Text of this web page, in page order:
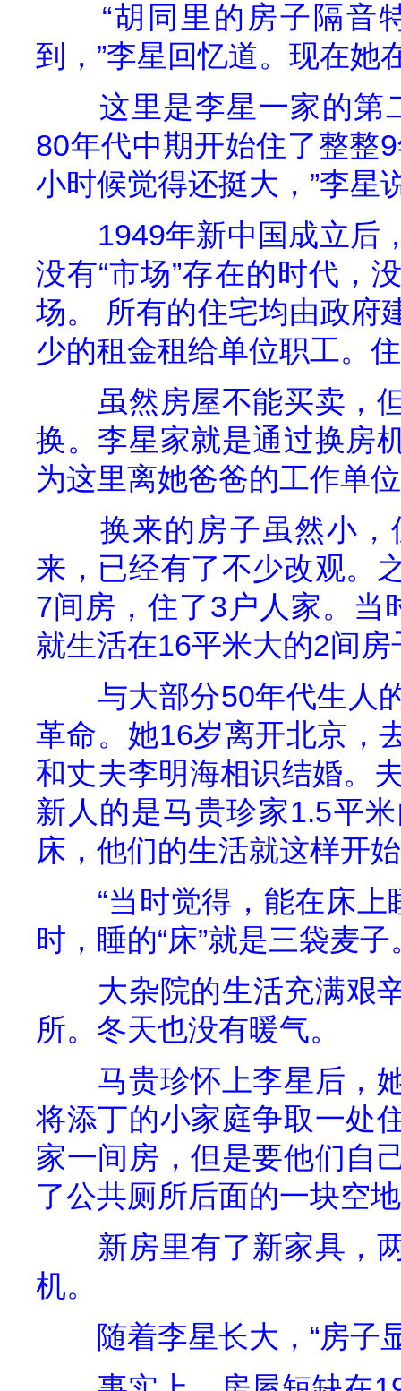
“胡同里的房子隔音
到，”李星回忆道。现在她
这里是李星一家的第
80年代中期开始住了整整9
小时候觉得还挺大，”李星
1949年新中国成立后
没有“市场”存在的时代，
场。
所有的住宅均由政府
少的租金租给单位职工。
虽然房屋不能买卖，
换。李星家就是通过换房
为这里离她爸爸的工作单
换来的房子虽然小
来，已经有了不少改观。
7间房，住了3 户人家。当
就生活在16平米大的2间房
与大部分50年代生人
革命。她16岁离开北京，
和丈夫李明海相识结婚。
新人的是马贵珍家1.5平
床，他们的生活就这样开
“当时觉得，能在床
时，睡的“床”就是三袋麦子
大杂院的生活充满艰
所。冬天也没有暖气。
马贵珍怀上李星后，
将添丁的小家庭争取一处
家一间房，但是要他们自
了公共厕所后面的一块空
新房里有了新家具，
机。
随着李星长大，“房子